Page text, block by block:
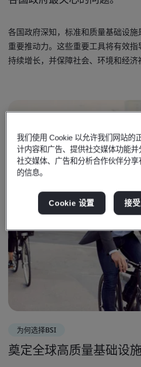
各国政府深知，标准和质量基础设
重要推动力。这些重要工具将有效
持续增长，并保障社会、环境和经济
为何选择BSI
奠定全球高质量基础设
我们使用 Cookie 以允许我们网站的
计内容和广告、提供社交媒体功能并
社交媒体、广告和分析合作伙伴分
的信息。
Cookie 设置 接